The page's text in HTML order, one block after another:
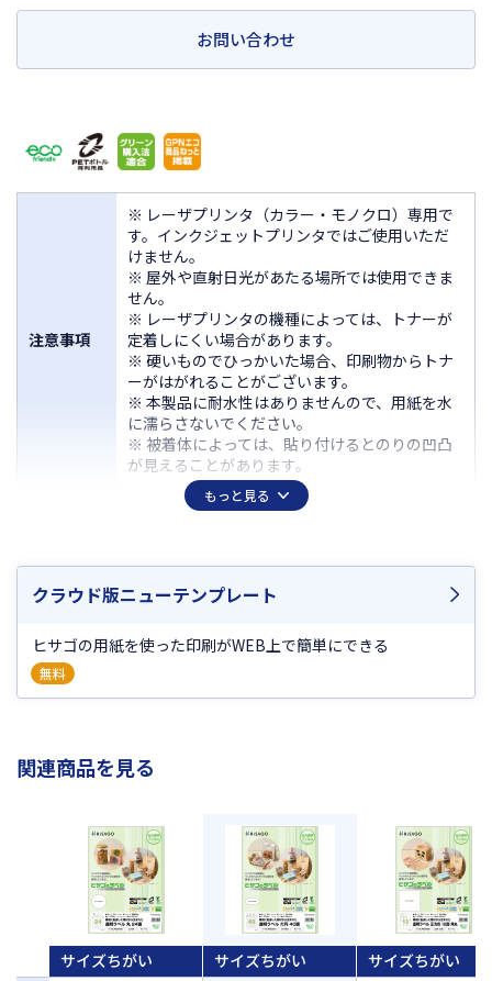
お問い合わせ
注意事項
※ レーザプリンタ（カラー・モノクロ）専用で
す。インクジェットプリンタではご使用いただ
けません。
※ 屋外や直射日光があたる場所では使用できま
せん。
※ レーザプリンタの機種によっては、トナーが
定着しにくい場合があります。
※ 硬いものでひっかいた場合、印刷物からトナ
ーがはがれることがございます。
※ 本製品に耐水性はありませんので、用紙を水
に濡らさないでください。
※ 被着体によっては、貼り付けるとのりの凹凸
が見えることがあります。
対応ソフト表はこちら
素材
PET（再生PET樹脂使用率80％以上）
サイズ
A4 210×297mm
ラベルサイ
210×297mm
ラベルのみ
0.05mm
もっと見る
クラウド版ニューテンプレート
ヒサゴの用紙を使った印刷がWEB上で簡単にできる
無料
関連商品を見る
サイズちがい
サイズちがい
サイズちがい